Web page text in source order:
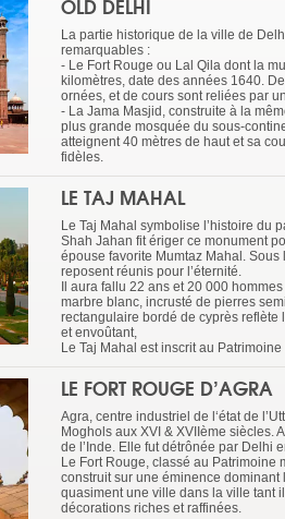
OLD DELHI
La partie historique de la ville de
remarquables :
- Le Fort Rouge ou Lal Qila dont la
kilomètres, date des années 1640.
ornées, et de cours sont reliées par
- La Jama Masjid, construite à la
plus grande mosquée du sous-
atteignent 40 mètres de haut et sa
fidèles.
LE TAJ MAHAL
Le Taj Mahal symbolise l’histoire du
Shah Jahan fit ériger ce monument
épouse favorite Mumtaz Mahal.
reposent réunis pour l’éternité.
Il aura fallu 22 ans et 20 000
marbre blanc, incrusté de pierres
rectangulaire bordé de cyprès reflète
et envoûtant,
Le Taj Mahal est inscrit au
LE FORT ROUGE D’AGRA
Agra, centre industriel de l‘état de
Moghols aux XVI & XVIIème siècles.
de l’Inde. Elle fut détrônée par Delhi
Le Fort Rouge, classé au Patrimoine
construit sur une éminence dominant
quasiment une ville dans la ville tant
décorations riches et raffinées.